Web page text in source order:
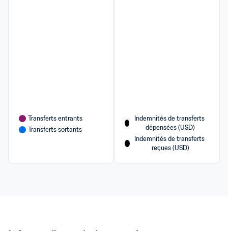
Transferts entrants
Transferts sortants
Indemnités de transferts
dépensées (USD)
Indemnités de transferts
reçues (USD)